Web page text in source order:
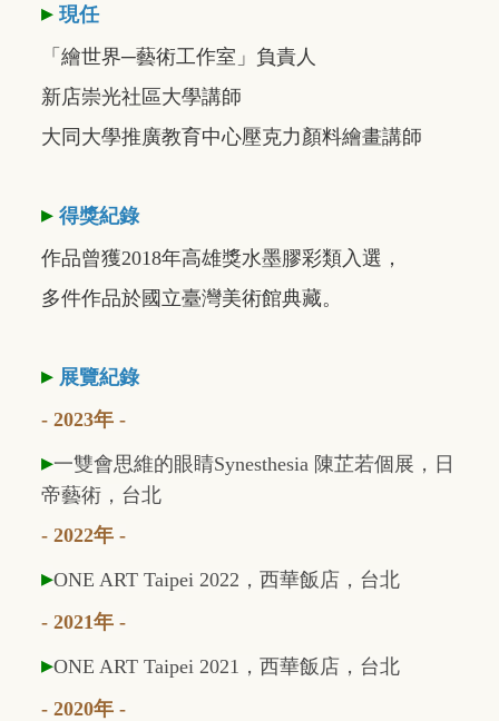
▸ 現任
「繪世界─藝術工作室」負責人
新店崇光社區大學講師
大同大學推廣教育中心壓克力顏料繪畫講師
▸ 得獎紀錄
作品曾獲2018年高雄獎水墨膠彩類入選，
多件作品於國立臺灣美術館典藏。
▸ 展覽紀錄
- 2023年 -
▸一雙會思維的眼睛Synesthesia 陳芷若個展，日
帝藝術，台北
- 2022年 -
▸ONE ART Taipei 2022 ，西華飯店，台北
- 2021年 -
▸ONE ART Taipei 2021 ，西華飯店，台北
- 2020年 -